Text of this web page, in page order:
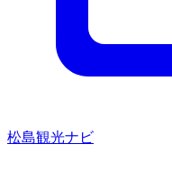
松島観光ナビ